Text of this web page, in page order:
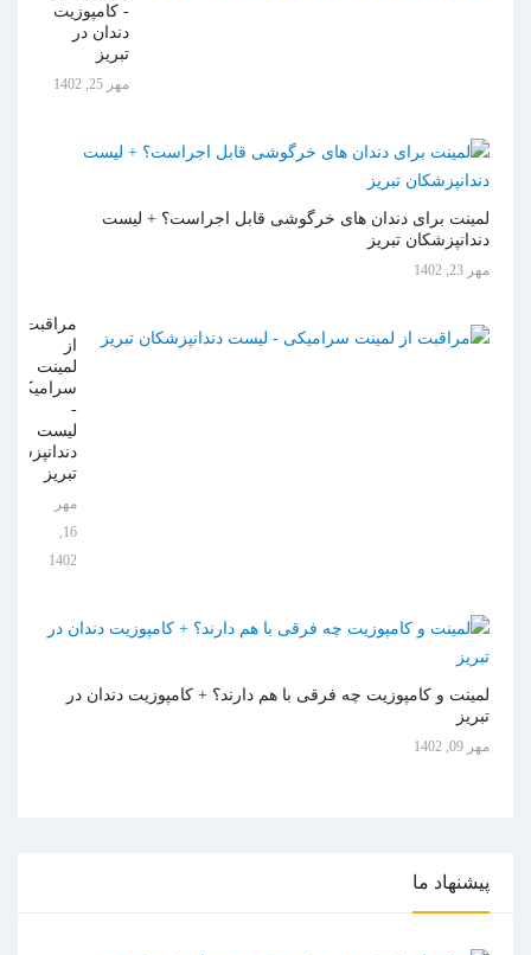
- کامپوزیت
دندان در
تبریز
مهر 25, 1402
لمینت برای دندان های خرگوشی قابل اجراست؟ + لیست
دندانپزشکان تبریز
مهر 23, 1402
مراقبت
از
لمینت
سرامیکی
-
لیست
تبریز
مهر
1402
لمینت و کامپوزیت چه فرقی با هم دارند؟ + کامپوزیت دندان در
تبریز
مهر 09, 1402
پیشنهاد ما